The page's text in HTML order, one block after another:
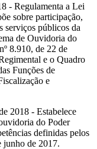
- Regulamenta a Lei
sobre participação,
serviços públicos da
de Ouvidoria do
8.910, de 22 de
e o Quadro
Funções de
e
2018 - Estabelece
do Poder
definidas pelos
junho de 2017.